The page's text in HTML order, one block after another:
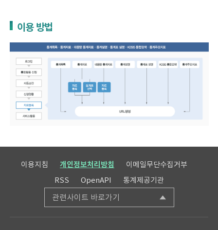
이용 방법
이용지침 개인정보처리방침
이메일무단수집거부
RSS
OpenAPI 통계제공기관
관련사이트 바로가기